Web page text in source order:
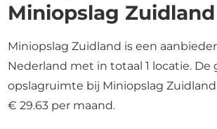
Miniopslag Zuidland
Miniopslag Zuidland is een
Nederland met in totaal 1 locatie. De
opslagruimte bij Miniopslag
€ 29.63 per maand.